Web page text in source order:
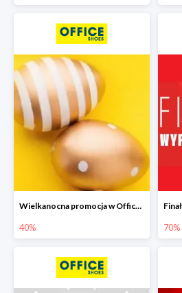
Wielkanocna promocja w Office Shoes do -40%
40% 70%